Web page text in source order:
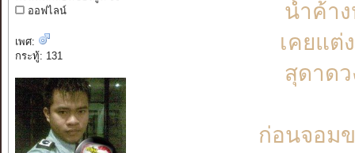
ออฟไลน์
เพศ:
กระทู้: 131
น้ำค้าง
เคยแต่
สุดาด
ก่อนจอม